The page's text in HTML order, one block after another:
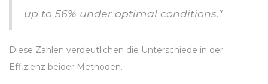
up to 56% under optimal conditions."
Diese Zahlen verdeutlichen die Unterschiede in der
Effizienz beider Methoden.